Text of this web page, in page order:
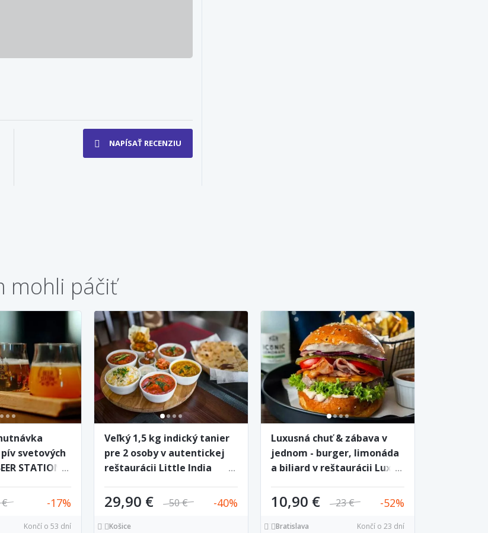
NAPÍSAŤ RECENZIU
mohli páčiť
svetových
STATION
€ 17
Končí o 53 dní
Veľký 1,5 kg indický tanier
pre 2 osoby v autentickej
reštaurácii Little India
29,90 € 50 € 40
Košice
Luxusná chuť & zábava v
jednom - burger, limonáda
a biliard v reštaurácii Lux
10,90 € 23 € 52
Bratislava Končí o 23 dní